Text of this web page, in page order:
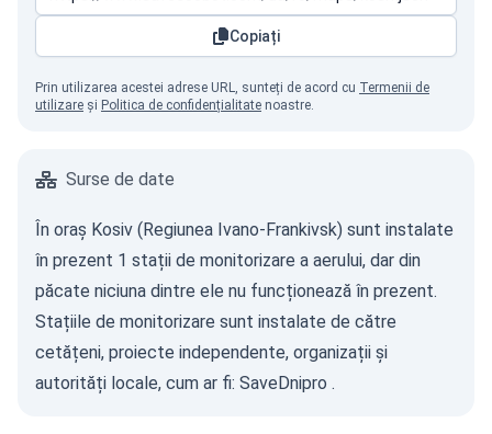
Copiați
Prin utilizarea acestei adrese URL, sunteți de acord cu Termenii de
utilizare și Politica de confidențialitate noastre.
Surse de date
În oraș Kosiv (Regiunea Ivano-Frankivsk) sunt instalate
în prezent 1 stații de monitorizare a aerului, dar din
păcate niciuna dintre ele nu funcționează în prezent.
Stațiile de monitorizare sunt instalate de către
cetățeni, proiecte independente, organizații și
autorități locale, cum ar fi: SaveDnipro .